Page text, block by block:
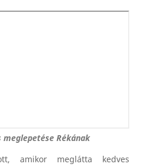
Rékának
amikor meglátta kedves